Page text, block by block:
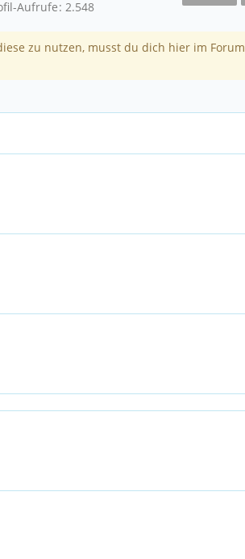
Aufrufe 2.548
zu nutzen, musst du dich hier im Forum